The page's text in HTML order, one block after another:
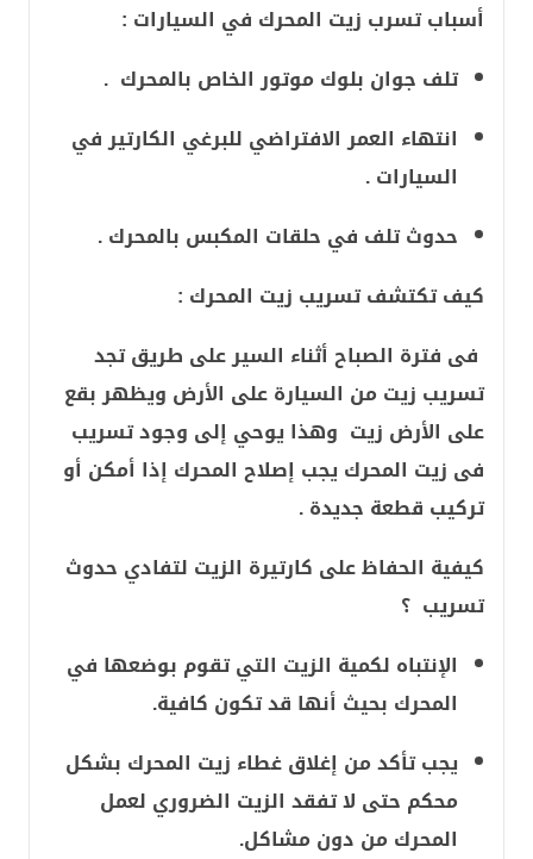
أسباب تسرب زيت المحرك في السيارات :
تلف جوان بلوك موتور الخاص بالمحرك .
انتهاء العمر الافتراضي للبرغي الكارتير في
السيارات .
حدوث تلف في حلقات المكبس بالمحرك .
كيف تكتشف تسريب زيت المحرك :
فى فترة الصباح أثناء السير على طريق تجد
تسريب زيت من السيارة على الأرض ويظهر بقع
على الأرض زيت وهذا يوحي إلى وجود تسريب
فى زيت المحرك يجب إصلاح المحرك إذا أمكن أو
تركيب قطعة جديدة .
كيفية الحفاظ على كارتيرة الزيت لتفادي حدوث
تسريب ؟
الإنتباه لكمية الزيت التي تقوم بوضعها في
المحرك بحيث أنها قد تكون كافية.
يجب تأكد من إغلاق غطاء زيت المحرك بشكل
محكم حتى لا تفقد الزيت الضروري لعمل
المحرك من دون مشاكل.